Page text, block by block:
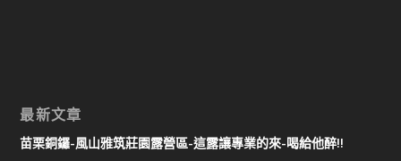
最新文章
苗栗銅鑼-風山雅筑莊園露營區-這露讓專業的來-喝給他醉!!